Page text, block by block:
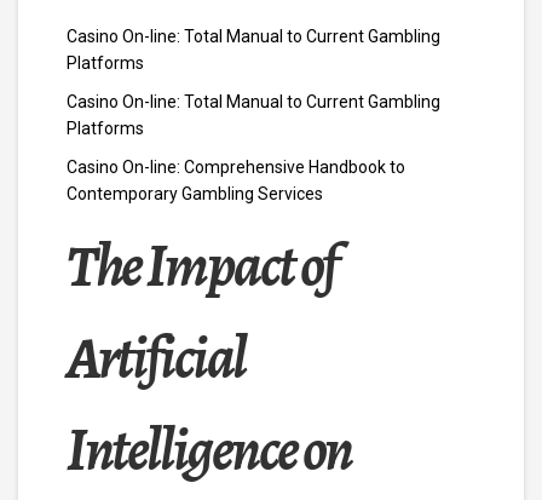
Casino On-line: Total Manual to Current Gambling
Platforms
Casino On-line: Total Manual to Current Gambling
Platforms
Casino On-line: Comprehensive Handbook to
Contemporary Gambling Services
The Impact of
Artificial
Intelligence on